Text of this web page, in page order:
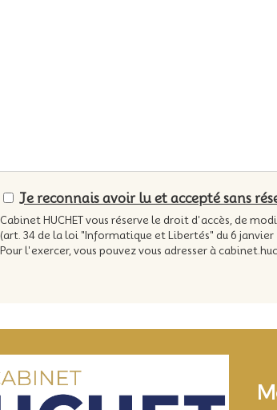
Je reconnais avoir lu et accepté sans
Cabinet HUCHET vous réserve le droit d'accès, de
(art. 34 de la loi "Informatique et Libertés" du 6 janvier
Pour l'exercer, vous pouvez vous adresser à